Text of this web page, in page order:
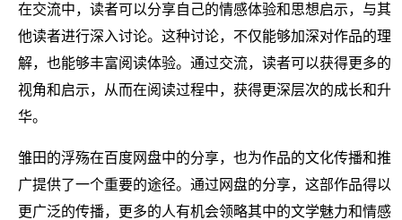
在交流中，读者可以分享自己的情感体验和思想启示，与其
他读者进行深入讨论。这种讨论，不仅能够加深对作品的理
解，也能够丰富阅读体验。通过交流，读者可以获得更多的
视角和启示，从而在阅读过程中，获得更深层次的成长和升
华。
雏田的浮殇在百度网盘中的分享，也为作品的文化传播和推
广提供了一个重要的途径。通过网盘的分享，这部作品得以
更广泛的传播，更多的人有机会领略其中的文学魅力和情感